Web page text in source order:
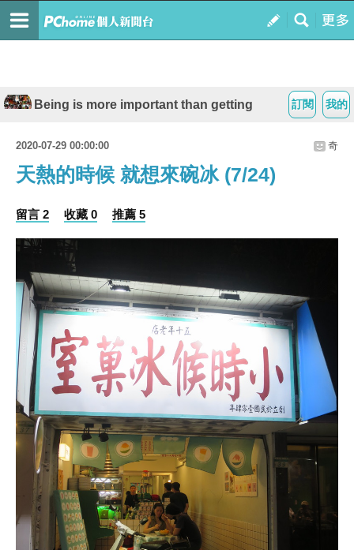
我的
訂閱
Being is more important than getting
2020-07-29 00:00:00 奇
天熱的時候 就想來碗冰 (7/24)
留言 2 收藏 0 推薦 5